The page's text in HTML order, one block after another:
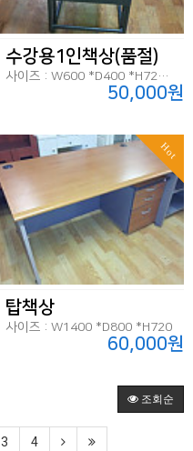
수강용1인책상(품절)
사이즈 : W600 *D400 *H720=960
50,000원
Hot
탑책상
사이즈 : W1400 *D800 *H720
60,000원
조회순
3 4